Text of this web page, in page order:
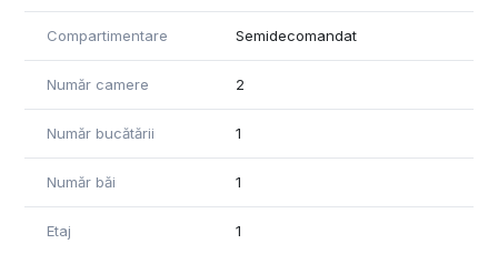
Compartimentare Semidecomandat
Număr camere 2
Număr bucătării 1
Număr băi 1
Etaj 1